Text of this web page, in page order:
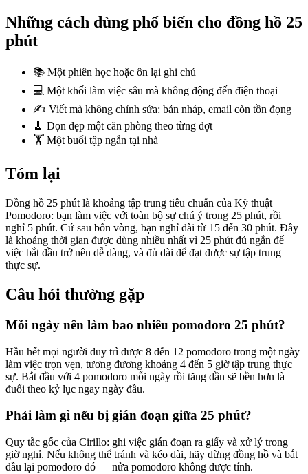
Những cách dùng phổ biến cho đồng hồ 25
phút
📚 Một phiên học hoặc ôn lại ghi chú
💻 Một khối làm việc sâu mà không động đến điện thoại
✍️ Viết mà không chỉnh sửa: bản nháp, email còn tồn đọng
🧹 Dọn dẹp một căn phòng theo từng đợt
🏋️ Một buổi tập ngắn tại nhà
Tóm lại
Đồng hồ 25 phút là khoảng tập trung tiêu chuẩn của Kỹ thuật
Pomodoro: bạn làm việc với toàn bộ sự chú ý trong 25 phút, rồi
nghỉ 5 phút. Cứ sau bốn vòng, bạn nghỉ dài từ 15 đến 30 phút. Đây
là khoảng thời gian được dùng nhiều nhất vì 25 phút đủ ngắn để
việc bắt đầu trở nên dễ dàng, và đủ dài để đạt được sự tập trung
thực sự.
Câu hỏi thường gặp
Mỗi ngày nên làm bao nhiêu pomodoro 25 phút?
Hầu hết mọi người duy trì được 8 đến 12 pomodoro trong một ngày
làm việc trọn vẹn, tương đương khoảng 4 đến 5 giờ tập trung thực
sự. Bắt đầu với 4 pomodoro mỗi ngày rồi tăng dần sẽ bền hơn là
đuổi theo kỷ lục ngay ngày đầu.
Phải làm gì nếu bị gián đoạn giữa 25 phút?
Quy tắc gốc của Cirillo: ghi việc gián đoạn ra giấy và xử lý trong
giờ nghỉ. Nếu không thể tránh và kéo dài, hãy dừng đồng hồ và bắt
đầu lại pomodoro đó — nửa pomodoro không được tính.